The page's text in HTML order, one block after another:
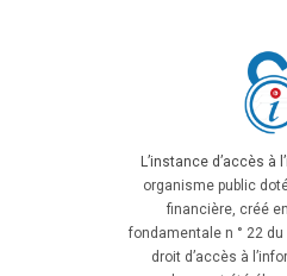
L’instance d’accès à
organisme public
financière, créé
fondamentale n ° 22
droit d’accès à